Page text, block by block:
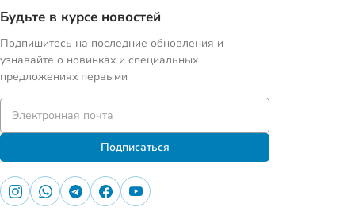
Будьте в курсе новостей
Подпишитесь на последние обновления и
узнавайте о новинках и специальных
предложениях первыми
Подписаться